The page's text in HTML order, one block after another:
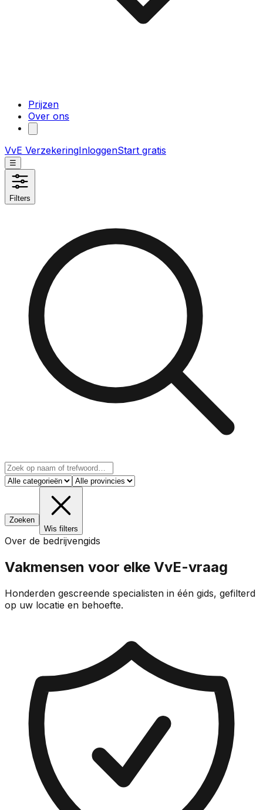
Prijzen
Over ons
VvE VerzekeringInloggenStart gratis
☰
Filters
Zoeken
Wis filters
Over de bedrijvengids
Vakmensen voor elke VvE-vraag
Honderden gescreende specialisten in één gids, gefilterd
op uw locatie en behoefte.